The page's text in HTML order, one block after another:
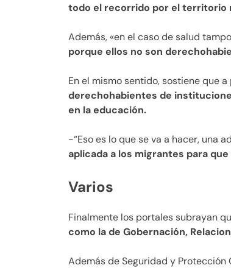
todo el recorrido por el territorio
Además, «en el caso de salud
porque ellos no son
En el mismo sentido, sostiene que
derechohabientes de
en la educación.
-“Eso es lo que se va a hacer, una
aplicada a los migrantes para
Varios
Finalmente los portales subrayan
como la de Gobernación,
Además de Seguridad y Protección